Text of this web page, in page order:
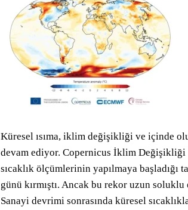
Küresel ısıma, iklim değişikliği ve içinde
devam ediyor. Copernicus İklim Değişikliği
sıcaklık ölçümlerinin yapılmaya başladığı
günü kırmıştı. Ancak bu rekor uzun soluklu
Sanayi devrimi sonrasında küresel